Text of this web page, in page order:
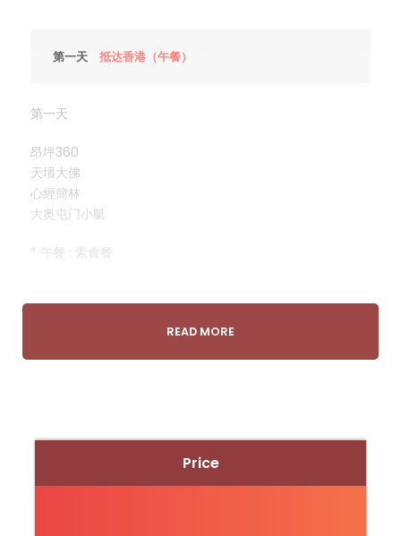
Price
第一天 抵达香港（午餐）
第一天
昂坪360
天壇大佛
心經簡林
大奥屯门小艇
* 午餐 : 素食餐
* 午餐 ：海鲜餐馆
READ MORE